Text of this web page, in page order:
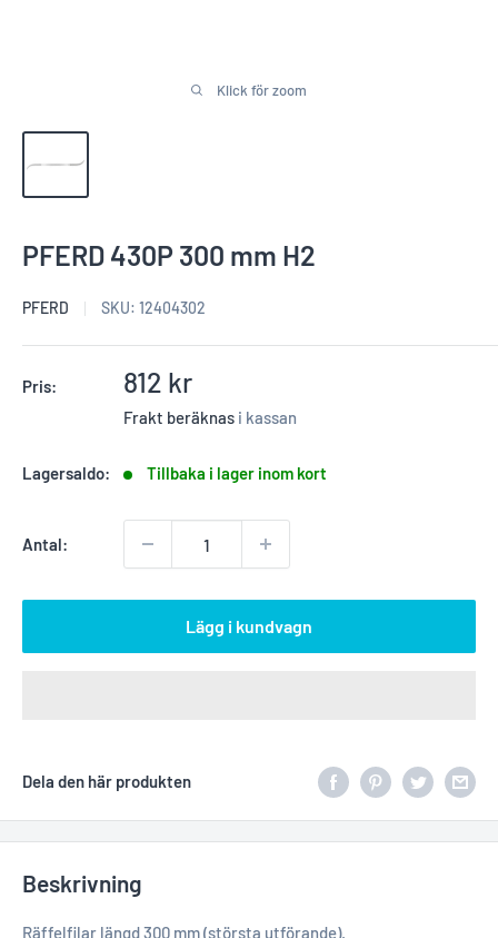
Klick för zoom
PFERD 430P 300 mm H2
PFERD SKU: 12404302
Pris: Reapris
812 kr
Frakt beräknas i kassan
Lagersaldo: Tillbaka i lager inom kort
Antal:
Lägg i kundvagn
Dela den här produkten
Beskrivning
Räffelfilar längd 300 mm (största utförande).